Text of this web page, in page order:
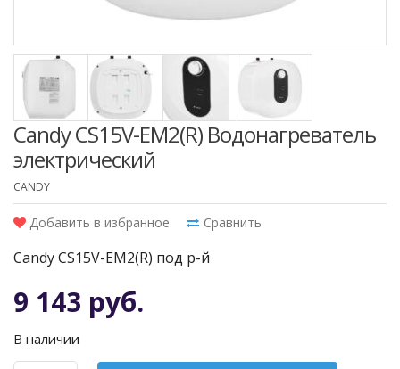
Candy CS15V-EM2(R) Водонагреватель
электрический
CANDY
Добавить в избранное Сравнить
Candy CS15V-EM2(R) под р-й
9 143 руб.
В наличии